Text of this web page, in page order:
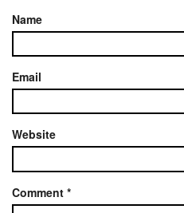
Name
Email
Website
Comment *